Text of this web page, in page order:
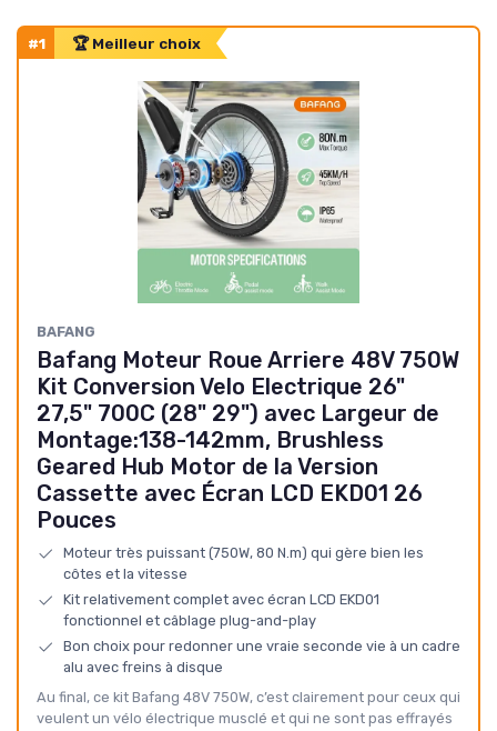
#1 🏆 Meilleur choix
BAFANG
Bafang Moteur Roue Arriere 48V 750W
Kit Conversion Velo Electrique 26"
27,5" 700C (28" 29") avec Largeur de
Montage:138-142mm, Brushless
Geared Hub Motor de la Version
Cassette avec Écran LCD EKD01 26
Pouces
Moteur très puissant (750W, 80 N.m) qui gère bien les
côtes et la vitesse
Kit relativement complet avec écran LCD EKD01
fonctionnel et câblage plug-and-play
Bon choix pour redonner une vraie seconde vie à un cadre
alu avec freins à disque
Au final, ce kit Bafang 48V 750W, c’est clairement pour ceux qui
veulent un vélo électrique musclé et qui ne sont pas effrayés